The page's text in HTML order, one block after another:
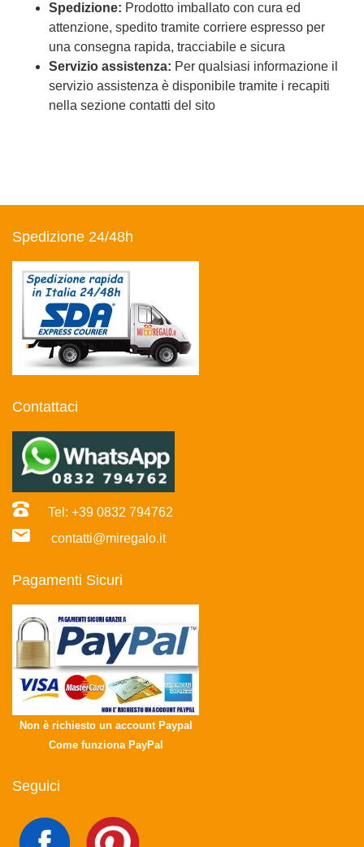
Spedizione: Prodotto imballato con cura ed
attenzione, spedito tramite corriere espresso per
una consegna rapida, tracciabile e sicura
Servizio assistenza: Per qualsiasi informazione il
servizio assistenza è disponibile tramite i recapiti
nella sezione contatti del sito
Spedizione 24/48h
Contattaci
Tel: +39 0832 794762
contatti@miregalo.it
Pagamenti Sicuri
Non è richiesto un account Paypal
Come funziona PayPal
Seguici